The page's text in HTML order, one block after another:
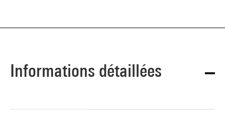
Informations détaillées